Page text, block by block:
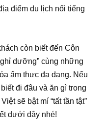
điểm du lịch nổi tiếng
còn biết đến Côn
dưỡng” cùng những
ẩm thực đa dạng. Nếu
đi đâu và ăn gì trong
sẽ bật mí “tất tần tật”
dưới đây nhé!